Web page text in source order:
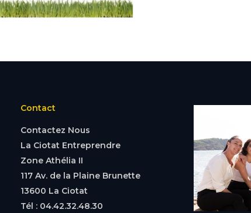
Contact
Contactez Nous
La Ciotat Entreprendre
Zone Athélia II
117 Av. de la Plaine Brunette
13600 La Ciotat
Tél : 04.42.32.48.30